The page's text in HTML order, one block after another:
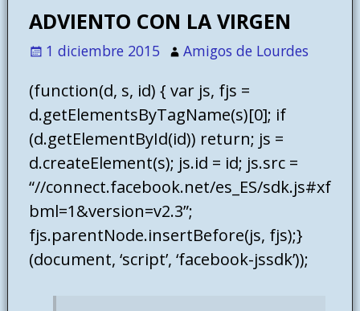
ADVIENTO CON LA VIRGEN
1 diciembre 2015 Amigos de Lourdes
(function(d, s, id) { var js, fjs =
d.getElementsByTagName(s)[0]; if
(d.getElementById(id)) return; js =
d.createElement(s); js.id = id; js.src =
“//connect.facebook.net/es_ES/sdk.js#xf
bml=1&version=v2.3”;
fjs.parentNode.insertBefore(js, fjs);}
(document, ‘script’, ‘facebook-jssdk’));